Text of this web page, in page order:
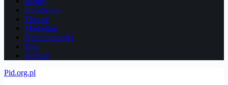
Doradztwo
Finanse
Marketing
Nieruchomości
Tech
Kontakt
Pid.org.pl